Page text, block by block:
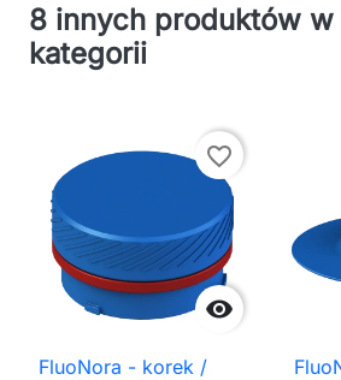
8 innych produktów w
kategorii

favorite_border
FluoNora - korek /